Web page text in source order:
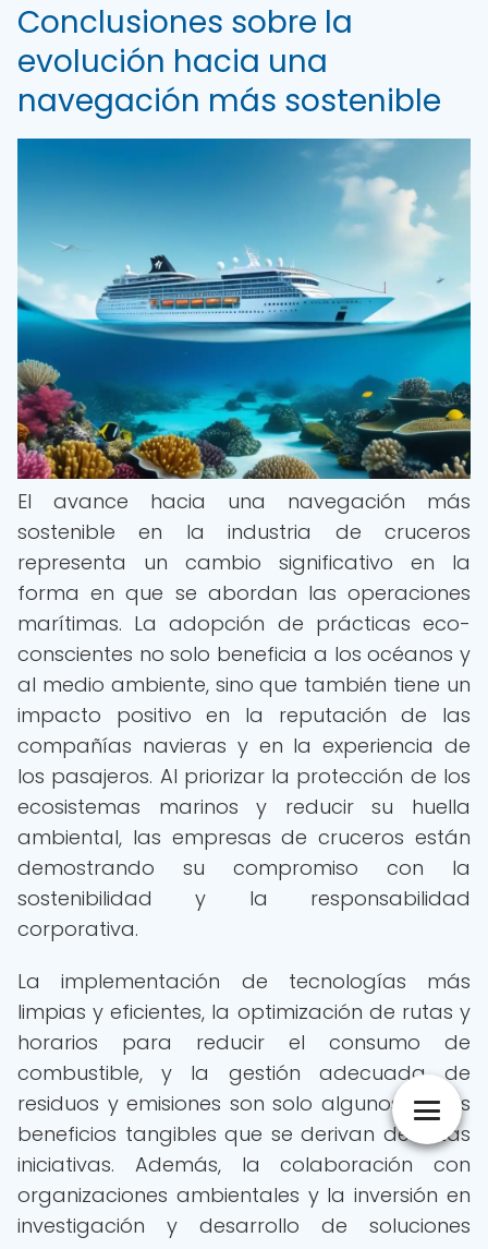
Conclusiones sobre la
evolución hacia una
navegación más sostenible
El avance hacia una navegación más
sostenible en la industria de cruceros
representa un cambio significativo en la
forma en que se abordan las operaciones
marítimas. La adopción de prácticas eco-
conscientes no solo beneficia a los océanos y
al medio ambiente, sino que también tiene un
impacto positivo en la reputación de las
compañías navieras y en la experiencia de
los pasajeros. Al priorizar la protección de los
ecosistemas marinos y reducir su huella
ambiental, las empresas de cruceros están
demostrando su compromiso con la
sostenibilidad y la responsabilidad
corporativa.
La implementación de tecnologías más
limpias y eficientes, la optimización de rutas y
horarios para reducir el consumo de
combustible, y la gestión adecuada de
residuos y emisiones son solo algunos de los
beneficios tangibles que se derivan de estas
iniciativas. Además, la colaboración con
organizaciones ambientales y la inversión en
investigación y desarrollo de soluciones